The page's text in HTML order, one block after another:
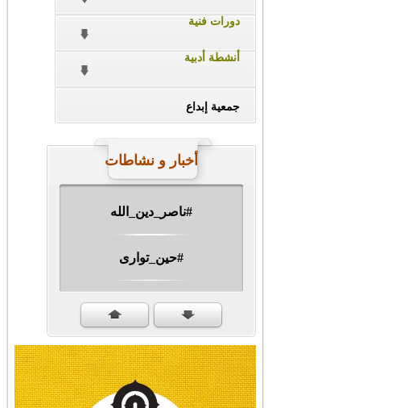
دورات فنية
أنشطة أدبية
جمعية إبداع
أخبار و نشاطات
#ناصر_دين_الله
#حين_توارى
مهرجان الشهيد #ا�...
#سنكمل_الطريق
#تبريكات_انتصار_�...